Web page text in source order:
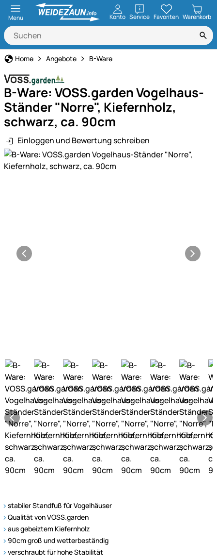
Menu Konto ServiceöffnenFavoriten Warenkorb
Home Angebote B-Ware
B-Ware: VOSS.garden Vogelhaus-
Ständer "Norre", Kiefernholz,
schwarz, ca. 90cm
Einloggen und Bewertung schreiben
Produktgalerie
stabiler Standfuß für Vogelhäuser
Qualität von VOSS.garden
aus gebeiztem Kiefernholz
90cm groß und wetterbeständig
verschraubt für hohe Stabilität